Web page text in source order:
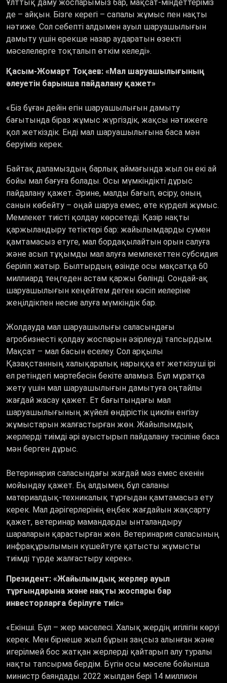
Ұлттық даму жоспарымыз бар, мақсат-міндеттеріміз
де – айқын. Бізге керегі – сапалы жұмыс пен нақты
нәтиже. Сол себепті алдымен ауыл шаруашылығын
дамыту үшін ерекше назар аударатын өзекті
мәселелерге тоқталып өткім келеді».
Қасым-Жомарт Тоқаев: «Мал шаруашылығының
әлеуетін барынша пайдалану қажет»
«Біз бұған дейін егін шаруашылығын дамыту
бағытында біраз жұмыс жүргіздік, жақсы нәтижеге
қол жеткіздік. Енді мал шаруашылығына баса мән
беруіміз керек.
Байтақ даламыздың барлық аймағында жыл он екі ай
бойы мал бағуға болады. Осы мүмкіндікті дұрыс
пайдалану қажет. Әрине, малды бағып, өсіру, оның
санын көбейту – оңай шаруа емес, өте күрделі жұмыс.
Мемлекет тиісті қолдау көрсетеді. Қазір нақты
қаржыландыру тетіктері бар: жайылымдарды сумен
қамтамасыз етуге, мал бордақылайтын орын салуға
және асыл тұқымды мал алуға мемлекеттен субсидия
беріліп жатыр. Былтырдың өзінде осы мақсатқа 60
миллиард теңгеден астам қаржы бөлінді. Сондай-ақ
шаруашылығын кеңейтем деген кәсіп иелеріне
жеңілдікпен несие алуға мүмкіндік бар.
Жолдауда мал шаруашылығы саласындағы
агробизнесті қолдау жоспарын әзірлеуді тапсырдым.
Мақсат – мал басын еселеу. Сол арқылы
Қазақстанның халықаралық нарыққа ет жеткізуші ірі
ел ретіндегі мәртебесін бекіте аламыз. Бұл мұратқа
жету үшін мал шаруашылығын дамытуға оңтайлы
жағдай жасау қажет. Ет бағытындағы мал
шаруашылығының жүйелі өндірістік циклін енгізу
жұмыстарын жалғастырған жөн. Жайылымдық
жерлерді тиімді әрі ауыстырып пайдалану тәсіліне баса
мән берген дұрыс.
Ветеринария саласындағы жағдай мәз емес екенін
мойындау қажет. Ең алдымен, бұл саланы
материалдық-техникалық тұрғыдан қамтамасыз ету
керек. Мал дәрігерлерінің еңбек жағдайын жақсарту
қажет, ветеринар мамандарды ынталандыру
шараларын қарастырған жөн. Ветеринария саласының
инфрақұрылымын күшейтуге қатысты жұмысты
тиімді түрде жалғастыру керек».
Президент: «Жайылымдық жерлер ауыл
тұрғындарына және нақты жоспары бар
инвесторларға берілуге тиіс»
«Екінші. Бұл – жер мәселесі. Халық жердің игілігін көруі
керек. Мен бірнеше жыл бұрын заңсыз алынған және
игерілмей бос жатқан жерлерді қайтарып алу туралы
нақты тапсырма бердім. Бүгін осы мәселе бойынша
министр баяндады. 2022 жылдан бері 14 миллион